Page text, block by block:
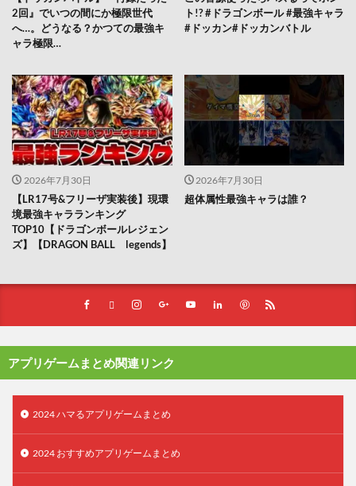
2回』でいつの間にか極限世代
へ…。どうなる？かつての最強キ
ャラ極限…
ト!? #ドラゴンボール #最強キャラ
#ドッカン#ドッカンバトル
2026年7月30日
【LR17号&フリーザ実装後】現環
境最強キャラランキング
TOP10【ドラゴンボールレジェン
ズ】【DRAGON BALL legends】
2026年7月30日
超体属性最強キャラは誰？
アプリゲームまとめ関連リンク
2024 ハマるアプリゲームまとめ
2024 おすすめアプリゲームまとめ